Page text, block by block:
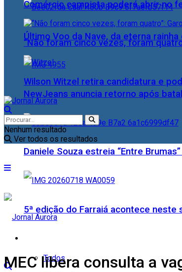
Último Voo da Nave, da eterna
NewJeans anuncia retorno após
Daniele Souza estreia “Entre
5ª edição do Farraiá acontece neste
Todos
Comércio campista poderá abrir no
“Não foram cinco vezes, foram
Wilson Witzel retira candidatura e
Nenhum resultado
Ver todos os resultados
MEC libera consulta a